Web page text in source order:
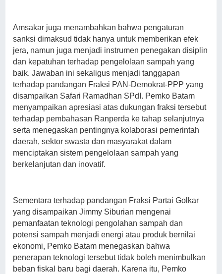
Amsakar juga menambahkan bahwa pengaturan
sanksi dimaksud tidak hanya untuk memberikan efek
jera, namun juga menjadi instrumen penegakan disiplin
dan kepatuhan terhadap pengelolaan sampah yang
baik. Jawaban ini sekaligus menjadi tanggapan
terhadap pandangan Fraksi PAN-Demokrat-PPP yang
disampaikan Safari Ramadhan SPdI. Pemko Batam
menyampaikan apresiasi atas dukungan fraksi tersebut
terhadap pembahasan Ranperda ke tahap selanjutnya
serta menegaskan pentingnya kolaborasi pemerintah
daerah, sektor swasta dan masyarakat dalam
menciptakan sistem pengelolaan sampah yang
berkelanjutan dan inovatif.
Sementara terhadap pandangan Fraksi Partai Golkar
yang disampaikan Jimmy Siburian mengenai
pemanfaatan teknologi pengolahan sampah dan
potensi sampah menjadi energi atau produk bernilai
ekonomi, Pemko Batam menegaskan bahwa
penerapan teknologi tersebut tidak boleh menimbulkan
beban fiskal baru bagi daerah. Karena itu, Pemko